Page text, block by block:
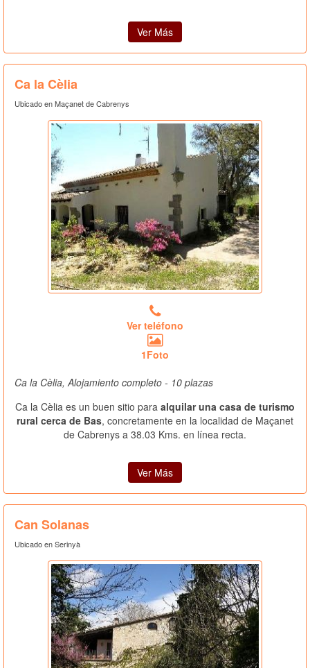
Ver Más
Ca la Cèlia
Ubicado en Maçanet de Cabrenys
Ver teléfono
1Foto
Ca la Cèlia, Alojamiento completo - 10 plazas
Ca la Cèlia es un buen sitio para alquilar una casa de turismo
rural cerca de Bas, concretamente en la localidad de Maçanet
de Cabrenys a 38.03 Kms. en línea recta.
Ver Más
Can Solanas
Ubicado en Serinyà